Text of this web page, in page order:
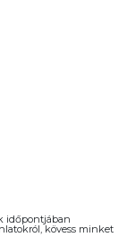
időpontjában
kövess minket